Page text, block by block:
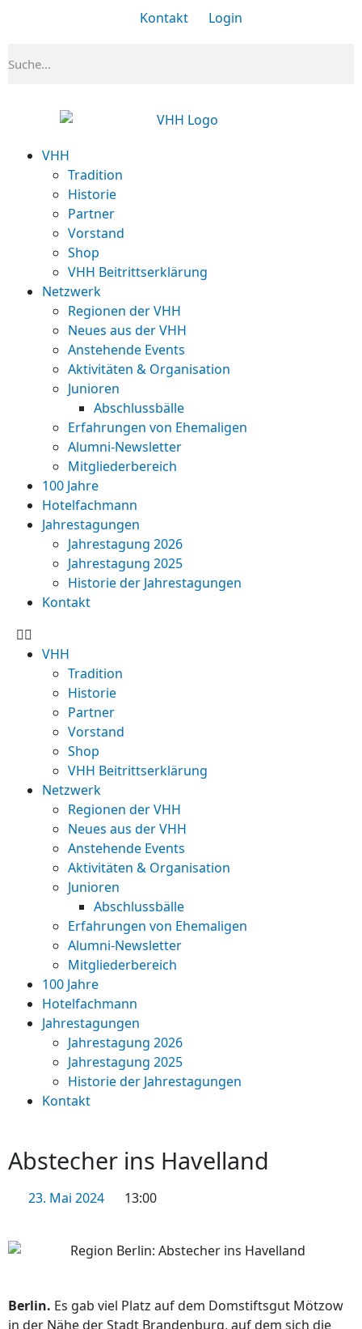
Kontakt Login
VHH
Tradition
Historie
Partner
Vorstand
Shop
VHH Beitrittserklärung
Netzwerk
Regionen der VHH
Neues aus der VHH
Anstehende Events
Aktivitäten & Organisation
Junioren
Abschlussbälle
Erfahrungen von Ehemaligen
Alumni-Newsletter
Mitgliederbereich
100 Jahre
Hotelfachmann
Jahrestagungen
Jahrestagung 2026
Jahrestagung 2025
Historie der Jahrestagungen
Kontakt
VHH
Tradition
Historie
Partner
Vorstand
Shop
VHH Beitrittserklärung
Netzwerk
Regionen der VHH
Neues aus der VHH
Anstehende Events
Aktivitäten & Organisation
Junioren
Abschlussbälle
Erfahrungen von Ehemaligen
Alumni-Newsletter
Mitgliederbereich
100 Jahre
Hotelfachmann
Jahrestagungen
Jahrestagung 2026
Jahrestagung 2025
Historie der Jahrestagungen
Kontakt
Abstecher ins Havelland
23. Mai 2024 13:00
Berlin. Es gab viel Platz auf dem Domstiftsgut Mötzow
in der Nähe der Stadt Brandenburg, auf dem sich die